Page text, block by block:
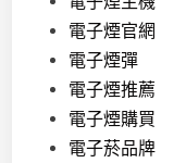
電子煙官網
電子煙彈
電子煙推薦
電子煙購買
電子菸品牌